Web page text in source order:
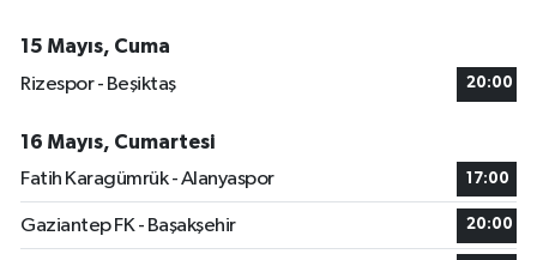
15 Mayıs, Cuma
Rizespor - Beşiktaş
20:00
16 Mayıs, Cumartesi
Fatih Karagümrük - Alanyaspor
17:00
Gaziantep FK - Başakşehir 20:00